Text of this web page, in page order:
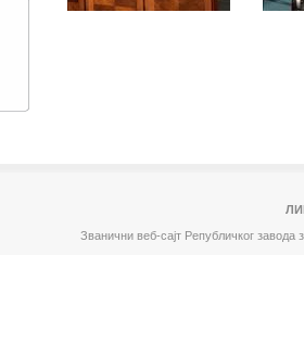
Званични веб-сајт Републичког